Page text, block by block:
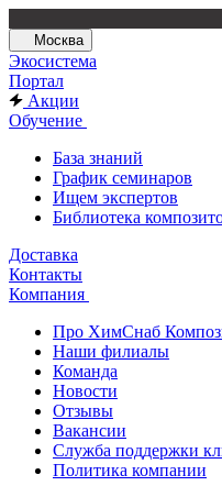
Москва
Экосистема
Портал
Акции
Обучение
База знаний
График семинаров
Ищем экспертов
Библиотека
Доставка
Контакты
Компания
Про ХимСнаб
Наши филиалы
Команда
Новости
Отзывы
Вакансии
Служба поддержки
Политика компании